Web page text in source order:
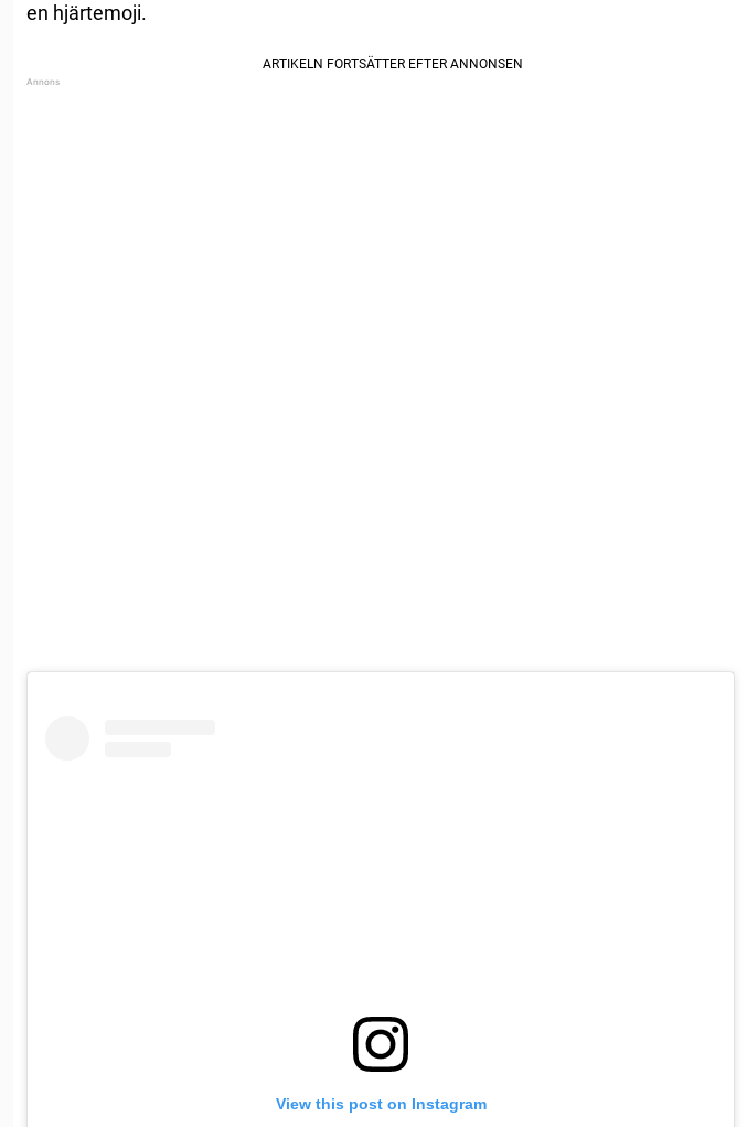
en hjärtemoji.
View this post on Instagram